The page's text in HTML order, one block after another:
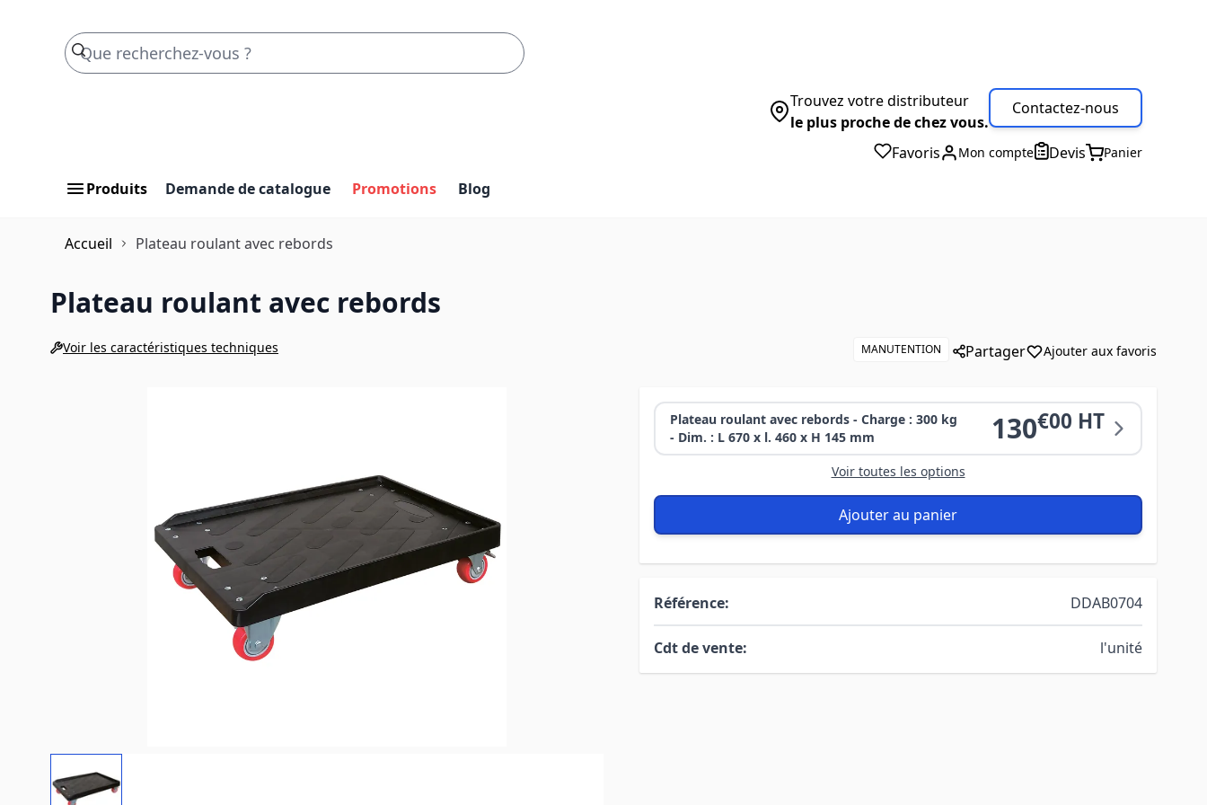
Trouvez votre distributeur
le plus proche de chez vous.
Contactez-nous
Favoris Mon compte Devis Panier
Produits Demande de catalogue Promotions Blog
Accueil Plateau roulant avec rebords
Plateau roulant avec rebords
Voir les caractéristiques techniques MANUTENTION Partager Ajouter aux favoris
Plateau roulant avec rebords - Charge : 300 kg
- Dim. : L 670 x l. 460 x H 145 mm
130€00 HT
Voir toutes les options
Ajouter au panier
Référence: DDAB0704
Cdt de vente: l'unité